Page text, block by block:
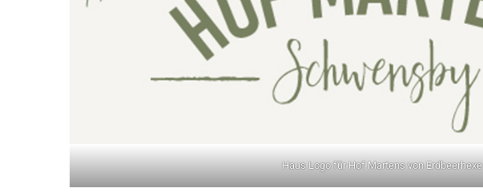
Haus Logo für Hof Martens von Erdbeerhexe